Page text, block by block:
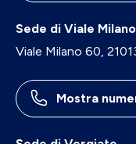
Sede di Viale
Viale Milano 60,
Mostra